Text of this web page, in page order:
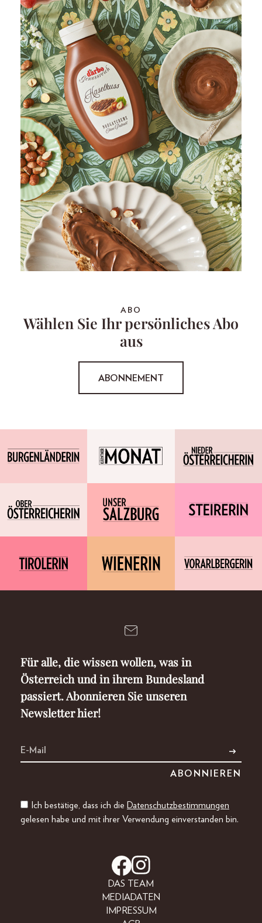
ABO
Wählen Sie Ihr persönliches Abo
aus
ABONNEMENT
Für alle, die wissen wollen, was in
Österreich und in ihrem Bundesland
passiert. Abonnieren Sie unseren
Newsletter hier!
Ich bestätige, dass ich die Datenschutzbestimmungen
gelesen habe und mit ihrer Verwendung einverstanden bin.
DAS TEAM
MEDIADATEN
IMPRESSUM